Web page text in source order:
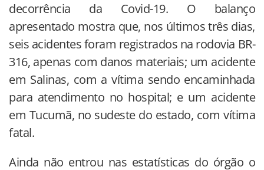
decorrência da Covid-19. O balanço
apresentado mostra que, nos últimos três dias,
seis acidentes foram registrados na rodovia BR-
316, apenas com danos materiais; um acidente
em Salinas, com a vítima sendo encaminhada
para atendimento no hospital; e um acidente
em Tucumã, no sudeste do estado, com vítima
fatal.
Ainda não entrou nas estatísticas do órgão o